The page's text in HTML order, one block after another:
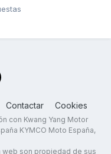
Contactar Cookies
con Kwang Yang Motor
KYMCO Moto España,
web son propiedad de sus